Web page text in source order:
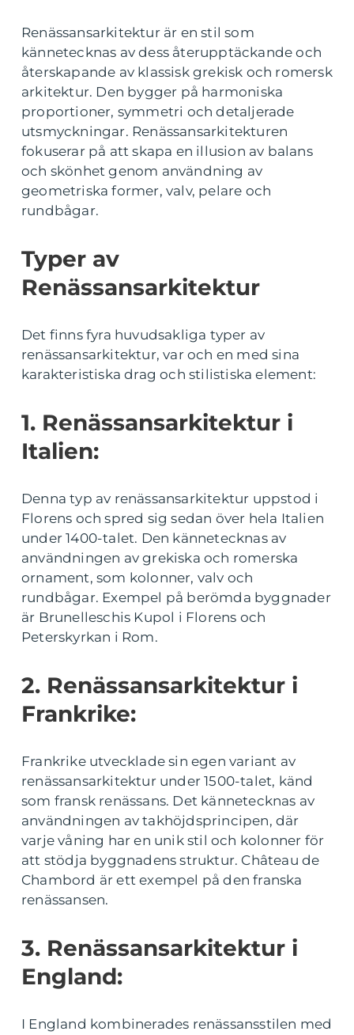
Renässansarkitektur är en stil som
kännetecknas av dess återupptäckande och
återskapande av klassisk grekisk och romersk
arkitektur. Den bygger på harmoniska
proportioner, symmetri och detaljerade
utsmyckningar. Renässansarkitekturen
fokuserar på att skapa en illusion av balans
och skönhet genom användning av
geometriska former, valv, pelare och
rundbågar.
Typer av
Renässansarkitektur
Det finns fyra huvudsakliga typer av
renässansarkitektur, var och en med sina
karakteristiska drag och stilistiska element:
1. Renässansarkitektur i
Italien:
Denna typ av renässansarkitektur uppstod i
Florens och spred sig sedan över hela Italien
under 1400-talet. Den kännetecknas av
användningen av grekiska och romerska
ornament, som kolonner, valv och
rundbågar. Exempel på berömda byggnader
är Brunelleschis Kupol i Florens och
Peterskyrkan i Rom.
2. Renässansarkitektur i
Frankrike:
Frankrike utvecklade sin egen variant av
renässansarkitektur under 1500-talet, känd
som fransk renässans. Det kännetecknas av
användningen av takhöjdsprincipen, där
varje våning har en unik stil och kolonner för
att stödja byggnadens struktur. Château de
Chambord är ett exempel på den franska
renässansen.
3. Renässansarkitektur i
England:
I England kombinerades renässansstilen med